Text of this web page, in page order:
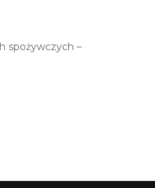
spożywczych –